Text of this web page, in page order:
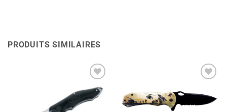
PRODUITS SIMILAIRES
Ajouter
à la liste
de
à la liste
souhaits